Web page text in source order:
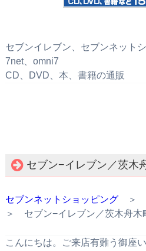
セブンイレブン、セブンネット
7net、omni7
CD、DVD、本、書籍の通販
セブン−イレブン／茨木
セブンネットショッピング＞
＞ セブン−イレブン／茨木舟木
こんにちは。ご来店有難う御座い